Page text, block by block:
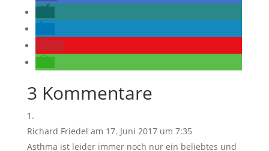
3 Kommentare
Richard Friedel am 17. Juni 2017 um 7:35
Asthma ist leider immer noch nur ein beliebtes und